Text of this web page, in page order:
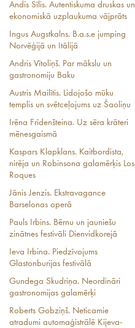
Andis Sīlis. Autentiskuma druskas un
ekonomiskā uzplaukuma vājprāts
Ingus Augstkalns. B.a.s.e jumping
Norvēģijā un Itālijā
Andris Vītoliņš. Par mākslu un
gastronomiju Baku
Austris Mailītis. Lidojošo mūku
templis un svētceļojums uz Šaoliņu
Irēna Frīdenšteina. Uz sēra krāteri
mēnesgaismā
Kaspars Klapklans. Kaitbordista,
nirēja un Robinsona galamērķis Los
Roques
Jānis Jenzis. Ekstravagance
Barselonas operā
Pauls Irbins. Bērnu un jauniešu
zinātnes festivāli Dienvidkorejā
Ieva Irbina. Piedzīvojums
Glastonburijas festivālā
Gundega Skudriņa. Neordināri
gastronomijas galamērķi
Roberts Gobziņš. Neticamie
atradumi automaģistrālē Kijeva-